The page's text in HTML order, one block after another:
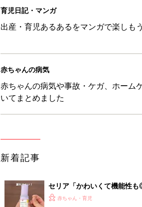
育児日記・マンガ
出産・育児あるあるをマンガで楽しもう
赤ちゃんの病気
赤ちゃんの病気や事故・ケガ、ホーム
いてまとめました
新着記事
セリア「かわいくて機能性
赤ちゃん・育児